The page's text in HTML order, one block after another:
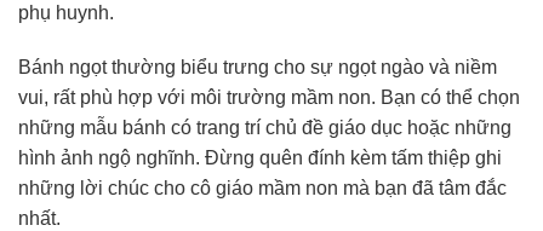
phụ huynh.
Bánh ngọt thường biểu trưng cho sự ngọt ngào và niềm
vui, rất phù hợp với môi trường mầm non. Bạn có thể chọn
những mẫu bánh có trang trí chủ đề giáo dục hoặc những
hình ảnh ngộ nghĩnh. Đừng quên đính kèm tấm thiệp ghi
những lời chúc cho cô giáo mầm non mà bạn đã tâm đắc
nhất.